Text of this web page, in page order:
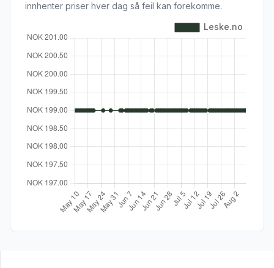
innhenter priser hver dag så feil kan forekomme.